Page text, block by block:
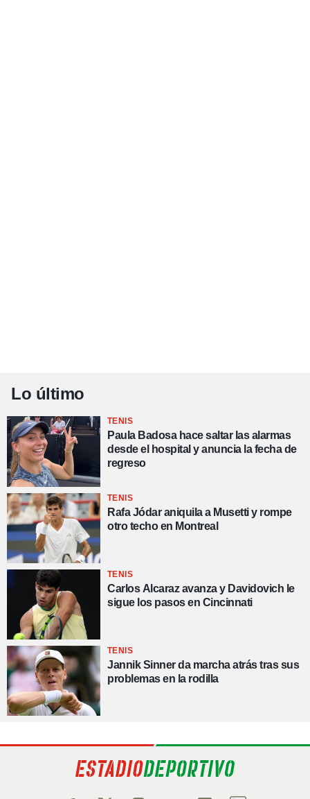
Lo último
TENIS
Paula Badosa hace saltar las alarmas
desde el hospital y anuncia la fecha de
regreso
TENIS
Rafa Jódar aniquila a Musetti y rompe
otro techo en Montreal
TENIS
Carlos Alcaraz avanza y Davidovich le
sigue los pasos en Cincinnati
TENIS
Jannik Sinner da marcha atrás tras sus
problemas en la rodilla